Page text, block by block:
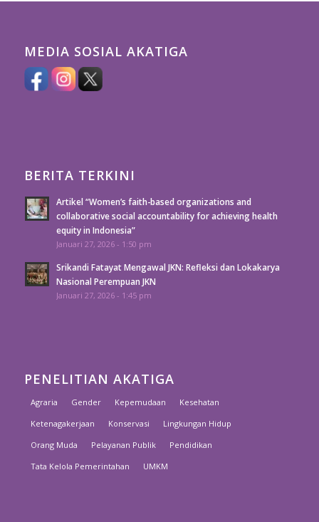
MEDIA SOSIAL AKATIGA
BERITA TERKINI
Artikel “Women’s faith-based organizations and
collaborative social accountability for achieving health
equity in Indonesia”
Januari 27, 2026 - 1:50 pm
Srikandi Fatayat Mengawal JKN: Refleksi dan Lokakarya
Nasional Perempuan JKN
Januari 27, 2026 - 1:45 pm
PENELITIAN AKATIGA
Agraria Gender Kepemudaan
Kesehatan
Ketenagakerjaan
Konservasi
Lingkungan Hidup
Orang Muda
Pelayanan Publik
Pendidikan
Tata Kelola Pemerintahan
UMKM